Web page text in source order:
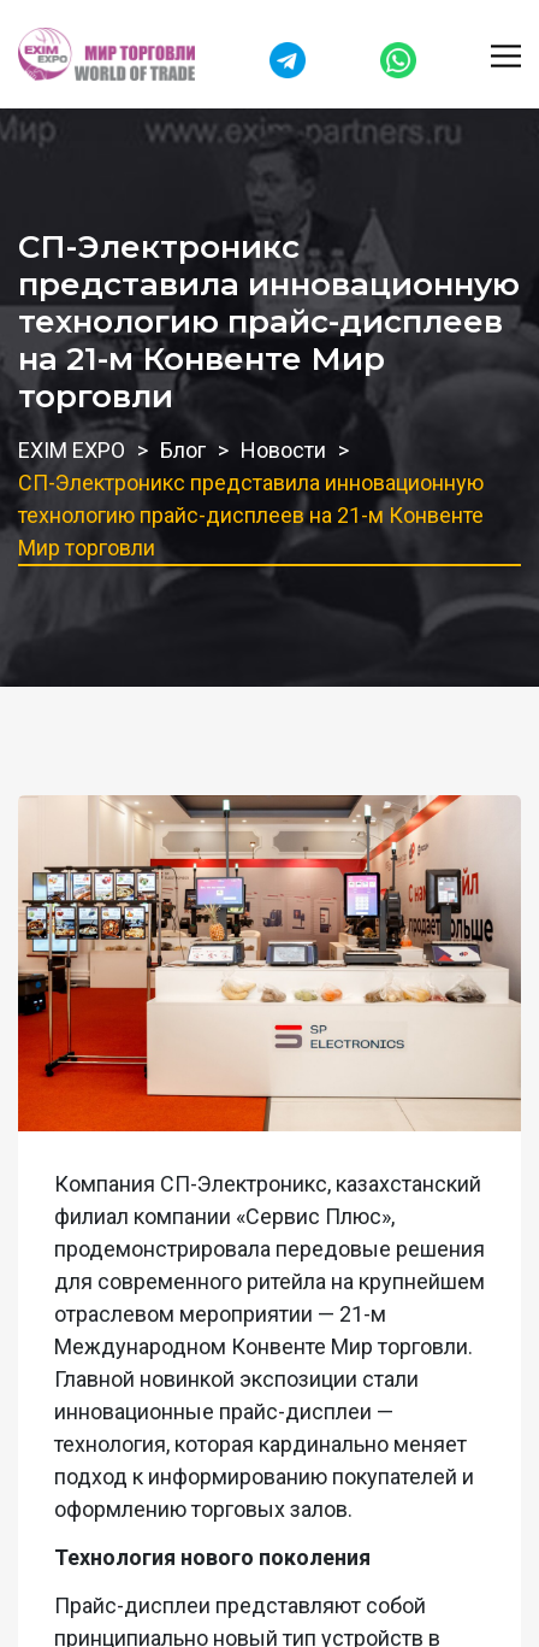
СП-Электроникс
представила инновационную
технологию прайс-дисплеев
на 21-м Конвенте Мир
торговли
EXIM EXPO Блог
Новости
СП-Электроникс представила инновационную
технологию прайс-дисплеев на 21-м Конвенте
Мир торговли
Компания СП-Электроникс, казахстанский
филиал компании «Сервис Плюс»,
продемонстрировала передовые решения
для современного ритейла на крупнейшем
отраслевом мероприятии — 21-м
Международном Конвенте Мир торговли.
Главной новинкой экспозиции стали
инновационные прайс-дисплеи —
технология, которая кардинально меняет
подход к информированию покупателей и
оформлению торговых залов.
Технология нового поколения
Прайс-дисплеи представляют собой
принципиально новый тип устройств в